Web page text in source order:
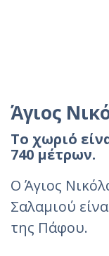
Άγιος
Το χωριό
740 μέτρων.
Ο Άγιος
Σαλαμιού
της Πάφου.